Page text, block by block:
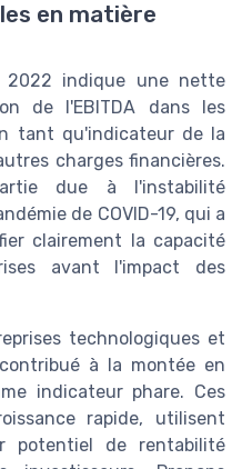
en matière
indique une nette
de l'EBITDA dans les
tant qu'indicateur de la
charges financières.
due à l'instabilité
de COVID-19, qui a
clairement la capacité
avant l'impact des
technologiques et
à la montée en
indicateur phare. Ces
rapide, utilisent
potentiel de rentabilité